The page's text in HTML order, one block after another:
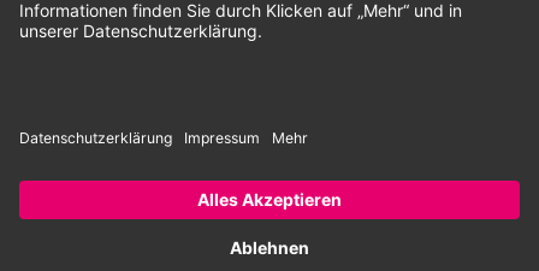
Unsere Zahlungsarten:
Rechnung SEPA-Lastschrift Vorkasse